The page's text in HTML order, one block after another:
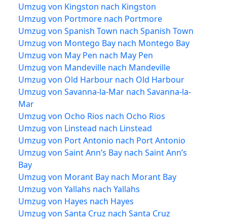
Umzug von Kingston nach Kingston
Umzug von Portmore nach Portmore
Umzug von Spanish Town nach Spanish Town
Umzug von Montego Bay nach Montego Bay
Umzug von May Pen nach May Pen
Umzug von Mandeville nach Mandeville
Umzug von Old Harbour nach Old Harbour
Umzug von Savanna-la-Mar nach Savanna-la-
Mar
Umzug von Ocho Rios nach Ocho Rios
Umzug von Linstead nach Linstead
Umzug von Port Antonio nach Port Antonio
Umzug von Saint Ann’s Bay nach Saint Ann’s
Bay
Umzug von Morant Bay nach Morant Bay
Umzug von Yallahs nach Yallahs
Umzug von Hayes nach Hayes
Umzug von Santa Cruz nach Santa Cruz